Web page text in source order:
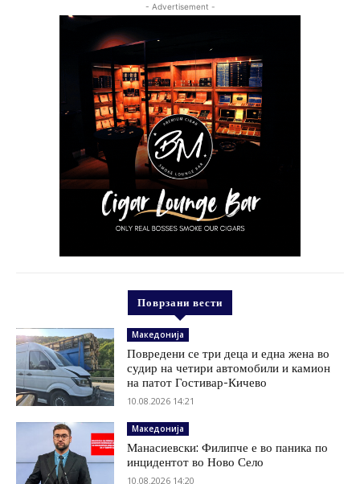
- Advertisement -
Поврзани вести
Македонија
Повредени се три деца и една жена во
судир на четири автомобили и камион
на патот Гостивар-Кичево
10.08.2026 14:21
Македонија
Манасиевски: Филипче е во паника по
инцидентот во Ново Село
10.08.2026 14:20